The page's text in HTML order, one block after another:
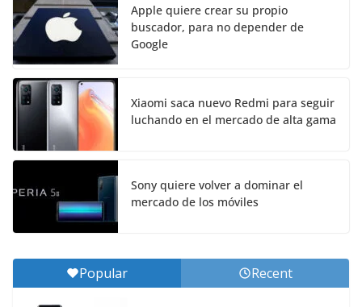
Apple quiere crear su propio
buscador, para no depender de
Google
Xiaomi saca nuevo Redmi para seguir
luchando en el mercado de alta gama
Sony quiere volver a dominar el
mercado de los móviles
Popular Recent